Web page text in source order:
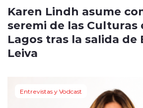
Karen Lindh asume
seremi de las Culturas
Lagos tras la salida de
Leiva
Entrevistas y Vodcast